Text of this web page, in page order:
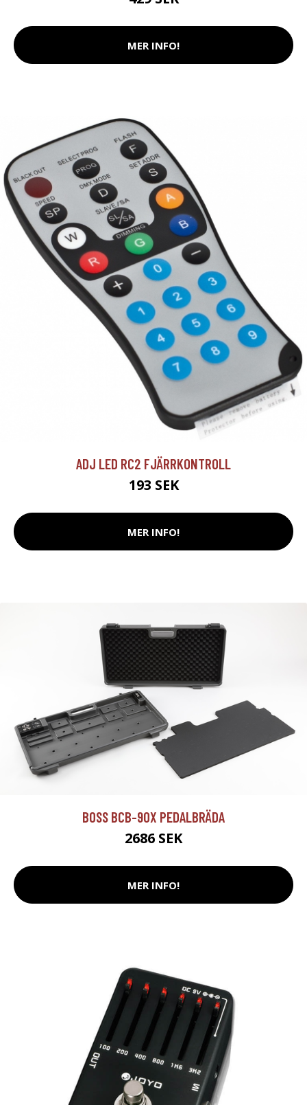
MER INFO!
ADJ LED RC2 FJÄRRKONTROLL
193 SEK
MER INFO!
BOSS BCB-90X PEDALBRÄDA
2686 SEK
MER INFO!